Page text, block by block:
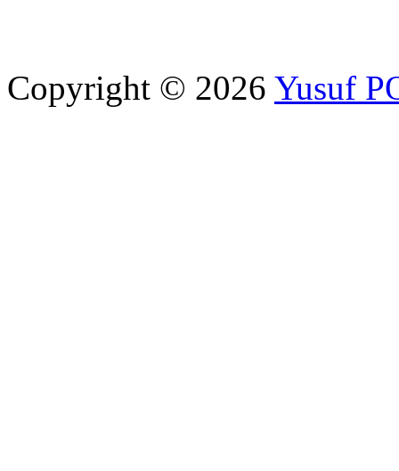
Copyright © 2026 Yusuf